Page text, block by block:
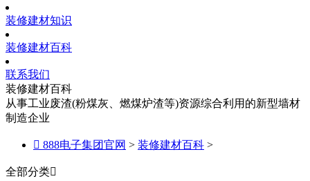
装修建材知识
装修建材百科
联系我们
装修建材百科
从事工业废渣(粉煤灰、燃煤炉渣等)资源综合利用的新型墙材
制造企业
 888电子集团官网 > 装修建材百科 >
全部分类